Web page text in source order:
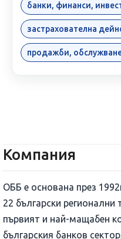
банки, финанси,
застрахователна
продажби,
Компания
ОББ е основана през
22 български регионални
първият и най-мащабен
българския банков